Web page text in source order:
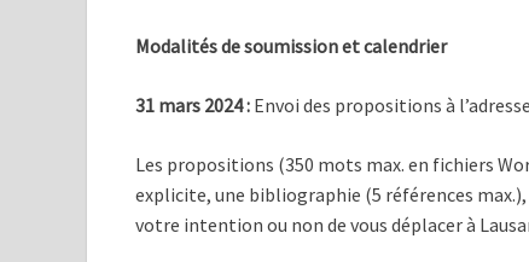
Modalités de soumission et calendrier
31 mars 2024 : Envoi des propositions à
Les propositions (350 mots max. en fichiers
explicite, une bibliographie (5 références
votre intention ou non de vous déplacer à